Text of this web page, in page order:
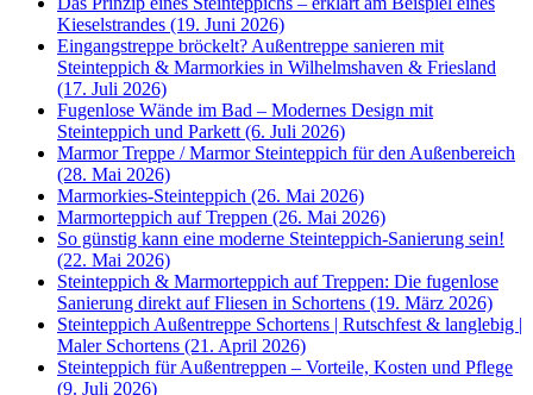
Kieselstrandes (19. Juni 2026)
Eingangstreppe bröckelt? Außentreppe sanieren mit
Steinteppich & Marmorkies in Wilhelmshaven & Friesland
(17. Juli 2026)
Fugenlose Wände im Bad – Modernes Design mit
Steinteppich und Parkett (6. Juli 2026)
Marmor Treppe / Marmor Steinteppich für den Außenbereich
(28. Mai 2026)
Marmorkies-Steinteppich (26. Mai 2026)
Marmorteppich auf Treppen (26. Mai 2026)
So günstig kann eine moderne Steinteppich-Sanierung sein!
(22. Mai 2026)
Steinteppich & Marmorteppich auf Treppen: Die fugenlose
Sanierung direkt auf Fliesen in Schortens (19. März 2026)
Steinteppich Außentreppe Schortens | Rutschfest & langlebig |
Maler Schortens (21. April 2026)
Steinteppich für Außentreppen – Vorteile, Kosten und Pflege
(9. Juli 2026)